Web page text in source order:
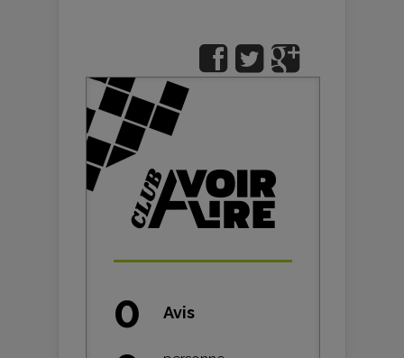
0 Avis